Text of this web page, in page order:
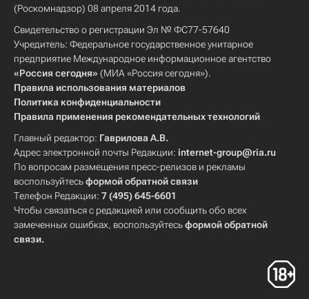
(Роскомнадзор) 08 апреля 2014 года.
Свидетельство о регистрации Эл № ФС77-57640
Учредитель: Федеральное государственное унитарное
предприятие Международное информационное агентство
«Россия сегодня» (МИА «Россия сегодня»).
Правила использования материалов
Политика конфиденциальности
Правила применения рекомендательных технологий
Главный редактор: Гаврилова А.В.
Адрес электронной почты Редакции: internet-group@ria.ru
По вопросам размещения пресс-релизов и рекламы
воспользуйтесьформой обратной связи
Телефон Редакции: 7 (495) 645-6601
Чтобы связаться с редакцией или сообщить обо всех
замеченных ошибках, воспользуйтесьформой обратной
связи.